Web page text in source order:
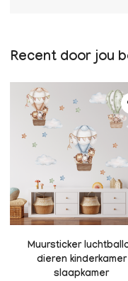
Recent door jou
Muursticker
dieren kinderkamer
slaapkamer